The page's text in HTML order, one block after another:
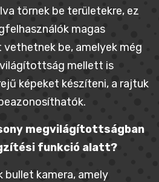
törnek be területekre, ez
magas
be, amelyek még
mellett is
képeket készíteni, a rajtuk
megvilágítottságban
funkció alatt?
bullet kamera, amely